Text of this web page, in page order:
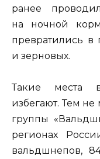
ранее
на ночной
превратились в
и зерновых.
Такие места
избегают. Тем
группы
регионах
вальдшнепов,